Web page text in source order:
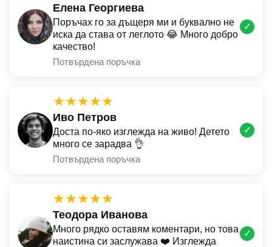
Елена Георгиева
Поръчах го за дъщеря ми и буквално не
иска да става от леглото 😂 Много добро
качество!
Потвърдена поръчка
✓
★★★★★
Иво Петров
Доста по-яко изглежда на живо! Детето
много се зарадва 👌
Потвърдена поръчка
✓
★★★★★
Теодора Иванова
Много рядко оставям коментари, но това
наистина си заслужава ❤️ Изглежда
✓